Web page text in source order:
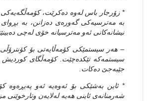
* زۆرجار باس له‌وه‌ ده‌كرێت، كۆمه‌ڵگه‌یه‌كی
به‌ مه‌ترسیه‌كی گه‌وره‌ی ده‌زانن، به‌ بڕوای
نیشانه‌كانی ئه‌و مه‌ترسیانه‌ خۆی له‌چی
– هه‌ر سیستمێكی‌ كۆمه‌ڵایه‌تی‌ بۆ كۆنترۆڵی‌
سیستمه‌كه‌ تێكده‌چێت. كۆمه‌ڵگای‌ كوردیش
جێبه‌جێ‌ ده‌كات.
* ئاین به‌شێكی بۆ ئه‌وه‌یه‌ ئه‌و په‌یڕه‌وه‌
شه‌رمنانه‌ی ئاینی هه‌یه‌ له‌لایه‌ن وتارخوێنی